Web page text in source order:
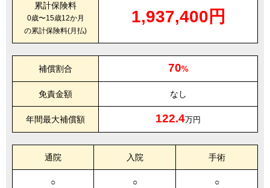
累計保険料
0歳〜15歳12か月
の累計保険料(月払)
1,937,400円
補償割合 70%
免責金額 なし
年間最大補償額 122.4万円
通院 入院 手術
○ ○ ○